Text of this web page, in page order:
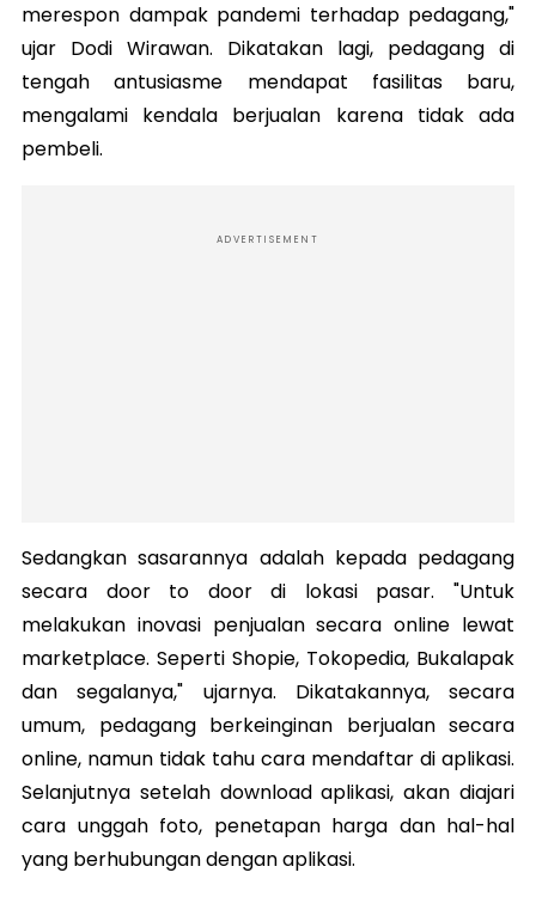
merespon dampak pandemi terhadap pedagang,"
ujar Dodi Wirawan. Dikatakan lagi, pedagang di
tengah antusiasme mendapat fasilitas baru,
mengalami kendala berjualan karena tidak ada
pembeli.
ADVERTISEMENT
Sedangkan sasarannya adalah kepada pedagang
secara door to door di lokasi pasar. "Untuk
melakukan inovasi penjualan secara online lewat
marketplace. Seperti Shopie, Tokopedia, Bukalapak
dan segalanya," ujarnya. Dikatakannya, secara
umum, pedagang berkeinginan berjualan secara
online, namun tidak tahu cara mendaftar di aplikasi.
Selanjutnya setelah download aplikasi, akan diajari
cara unggah foto, penetapan harga dan hal-hal
yang berhubungan dengan aplikasi.